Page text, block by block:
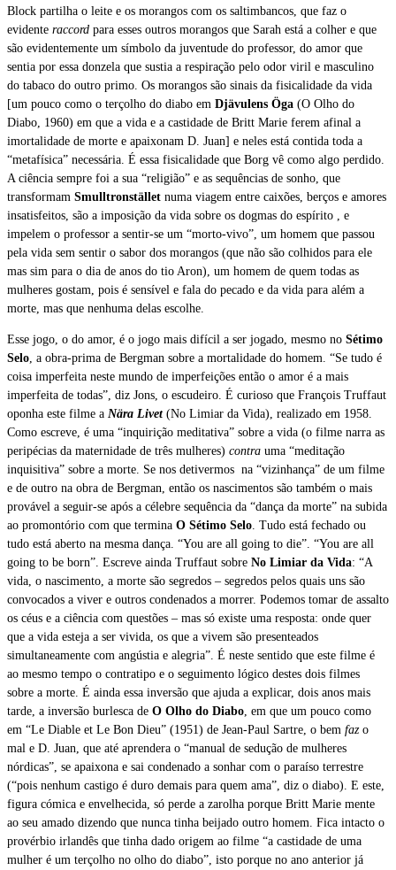
Block partilha o leite e os morangos com os saltimbancos, que faz o
evidente raccord para esses outros morangos que Sarah está a colher e que
são evidentemente um símbolo da juventude do professor, do amor que
sentia por essa donzela que sustia a respiração pelo odor viril e masculino
do tabaco do outro primo. Os morangos são sinais da fisicalidade da vida
[um pouco como o terçolho do diabo em Djävulens Öga (O Olho do
Diabo, 1960) em que a vida e a castidade de Britt Marie ferem afinal a
imortalidade de morte e apaixonam D. Juan] e neles está contida toda a
“metafísica” necessária. É essa fisicalidade que Borg vê como algo perdido.
A ciência sempre foi a sua “religião” e as sequências de sonho, que
transformam Smulltronstället numa viagem entre caixões, berços e amores
insatisfeitos, são a imposição da vida sobre os dogmas do espírito , e
impelem o professor a sentir-se um “morto-vivo”, um homem que passou
pela vida sem sentir o sabor dos morangos (que não são colhidos para ele
mas sim para o dia de anos do tio Aron), um homem de quem todas as
mulheres gostam, pois é sensível e fala do pecado e da vida para além a
morte, mas que nenhuma delas escolhe.
Esse jogo, o do amor, é o jogo mais difícil a ser jogado, mesmo no Sétimo
Selo , a obra-prima de Bergman sobre a mortalidade do homem. “Se tudo é
coisa imperfeita neste mundo de imperfeições então o amor é a mais
imperfeita de todas”, diz Jons, o escudeiro. É curioso que François Truffaut
oponha este filme a Nära Livet (No Limiar da Vida), realizado em 1958.
Como escreve, é uma “inquirição meditativa” sobre a vida (o filme narra as
peripécias da maternidade de três mulheres) contra uma “meditação
inquisitiva” sobre a morte. Se nos detivermos na “vizinhança” de um filme
e de outro na obra de Bergman, então os nascimentos são também o mais
provável a seguir-se após a célebre sequência da “dança da morte” na subida
ao promontório com que termina O Sétimo Selo . Tudo está fechado ou
tudo está aberto na mesma dança. “You are all going to die”. “You are all
going to be born”. Escreve ainda Truffaut sobre No Limiar da Vida: “A
vida, o nascimento, a morte são segredos – segredos pelos quais uns são
convocados a viver e outros condenados a morrer. Podemos tomar de assalto
os céus e a ciência com questões – mas só existe uma resposta: onde quer
que a vida esteja a ser vivida, os que a vivem são presenteados
simultaneamente com angústia e alegria”. É neste sentido que este filme é
ao mesmo tempo o contratipo e o seguimento lógico destes dois filmes
sobre a morte. É ainda essa inversão que ajuda a explicar, dois anos mais
tarde, a inversão burlesca de O Olho do Diabo , em que um pouco como
em “Le Diable et Le Bon Dieu” (1951) de Jean-Paul Sartre, o bem faz o
mal e D. Juan, que até aprendera o “manual de sedução de mulheres
nórdicas”, se apaixona e sai condenado a sonhar com o paraíso terrestre
(“pois nenhum castigo é duro demais para quem ama”, diz o diabo). E este,
figura cómica e envelhecida, só perde a zarolha porque Britt Marie mente
ao seu amado dizendo que nunca tinha beijado outro homem. Fica intacto o
provérbio irlandês que tinha dado origem ao filme “a castidade de uma
mulher é um terçolho no olho do diabo”, isto porque no ano anterior já